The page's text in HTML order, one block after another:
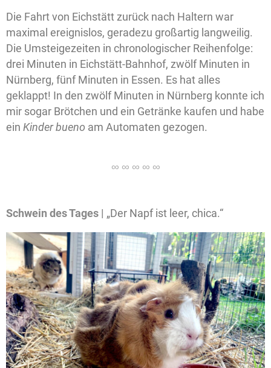
Die Fahrt von Eichstätt zurück nach Haltern war
maximal ereignislos, geradezu großartig langweilig.
Die Umsteigezeiten in chronologischer Reihenfolge:
drei Minuten in Eichstätt-Bahnhof, zwölf Minuten in
Nürnberg, fünf Minuten in Essen. Es hat alles
geklappt! In den zwölf Minuten in Nürnberg konnte ich
mir sogar Brötchen und ein Getränke kaufen und habe
ein Kinder bueno am Automaten gezogen.
Schwein des Tages | „Der Napf ist leer, chica.“